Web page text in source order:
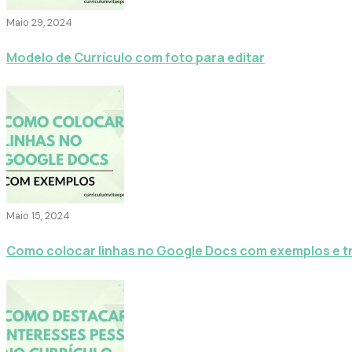
Maio 29, 2024
Modelo de Currículo com foto para editar
Maio 15, 2024
Como colocar linhas no Google Docs com exemplos e